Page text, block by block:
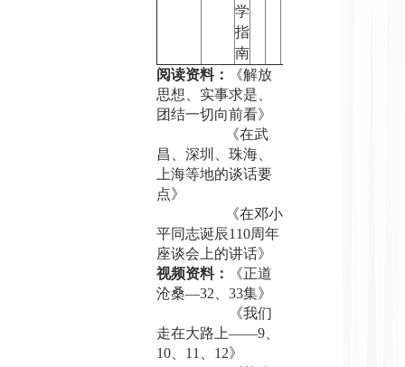
学
指
南
阅读资料：
《解放
思想、实事求是、
团结一切向前看》
《在武
昌、深圳、珠海、
上海等地的谈话要
点》
《在邓小
平同志诞辰110周年
座谈会上的讲话》
视频资料：
《正道
沧桑—32 、33集》
《我们
走在大路上——9
10
11 12》